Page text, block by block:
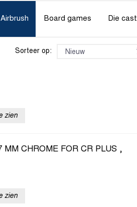
Airbrush Board games Die cast
Sorteer op:
zien
MM CHROME FOR CR PLUS ,
zien